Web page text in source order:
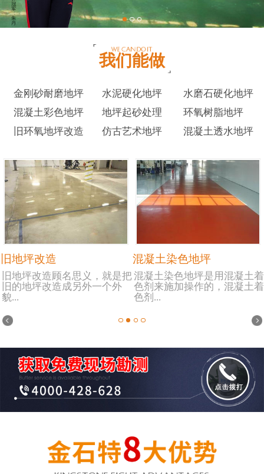
我们能做
金刚砂耐磨地坪 水泥硬化地坪
水磨石硬化地坪
混凝土彩色地坪
地坪起砂处理
环氧树脂地坪
旧环氧地坪改造
仿古艺术地坪 混凝土透水地坪
旧地坪改造
旧地坪改造顾名思义，就是把
旧的地坪改造成另外一个外
貌...
混凝土染色地坪
混凝土染色地坪是用混凝土着
色剂来施加操作的，混凝土着
色剂...